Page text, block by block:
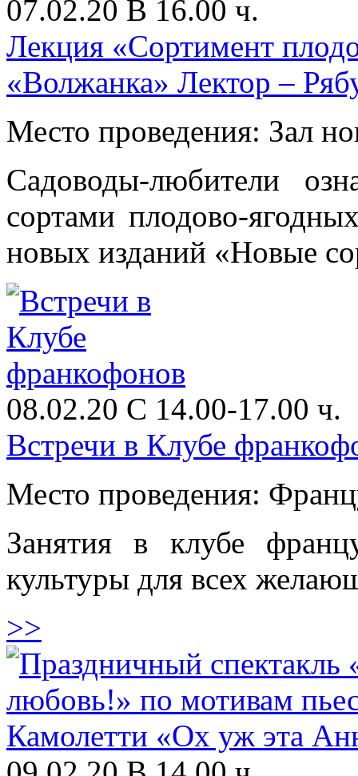
07.02.20 В 16.00 ч.
Лекция «Сортимент
«Волжанка» Лектор –
Место проведения: Зал
Садоводы-любители
сортами плодово-
новых изданий «Новые
08.02.20 С 14.00-17.00 ч.
Встречи в Клубе
Место проведения:
Занятия в клубе
культуры для всех
>>